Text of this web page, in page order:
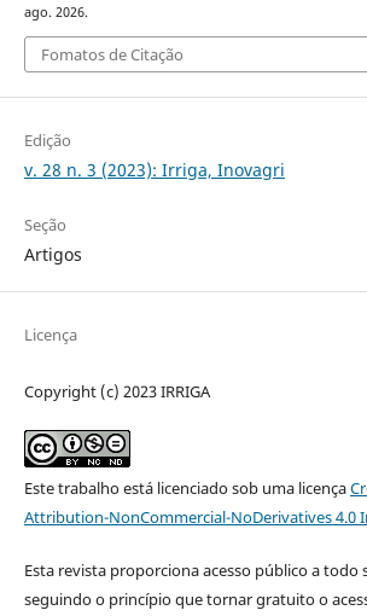
ago. 2026.
Fomatos de Citação
Edição
v. 28 n. 3 (2023): Irriga, Inovagri
Seção
Artigos
Licença
Copyright (c) 2023 IRRIGA
Este trabalho está licenciado sob uma licença
Attribution-NonCommercial-NoDerivatives 4.0
Esta revista proporciona acesso público a todo
seguindo o princípio que tornar gratuito o